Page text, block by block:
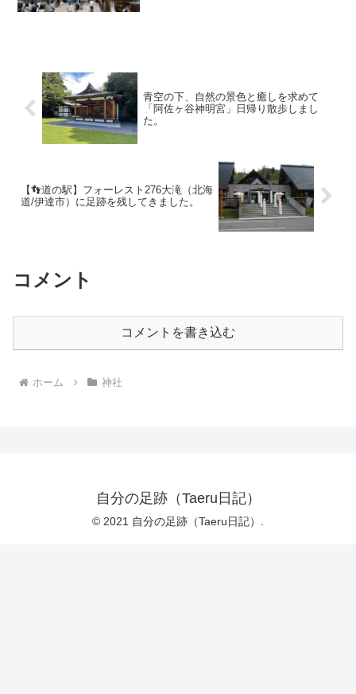
青空の下、自然の景色と癒しを求めて
「阿佐ヶ谷神明宮」日帰り散歩しまし
た。
【👣道の駅】フォーレスト276大滝（北海
道/伊達市）に足跡を残してきました。
コメント
コメントを書き込む
ホーム 神社
自分の足跡（Taeru日記）
© 2021 自分の足跡（Taeru日記）.